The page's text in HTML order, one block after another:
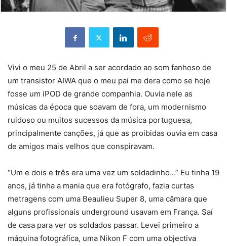
Vivi o meu 25 de Abril a ser acordado ao som fanhoso de
um transistor AIWA que o meu pai me dera como se hoje
fosse um iPOD de grande companhia. Ouvia nele as
músicas da época que soavam de fora, um modernismo
ruidoso ou muitos sucessos da música portuguesa,
principalmente canções, já que as proibidas ouvia em casa
de amigos mais velhos que conspiravam.
“Um e dois e três era uma vez um soldadinho…” Eu tinha 19
anos, já tinha a mania que era fotógrafo, fazia curtas
metragens com uma Beaulieu Super 8, uma câmara que
alguns profissionais underground usavam em França. Saí
de casa para ver os soldados passar. Levei primeiro a
máquina fotográfica, uma Nikon F com uma objectiva